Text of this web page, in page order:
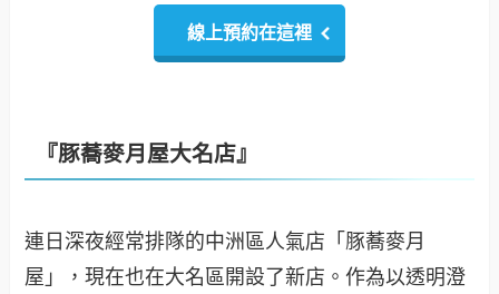
線上預約在這裡
『豚蕎麥月屋大名店』
連日深夜經常排隊的中洲區人氣店「豚蕎麥月
屋」，現在也在大名區開設了新店。作為以透明澄